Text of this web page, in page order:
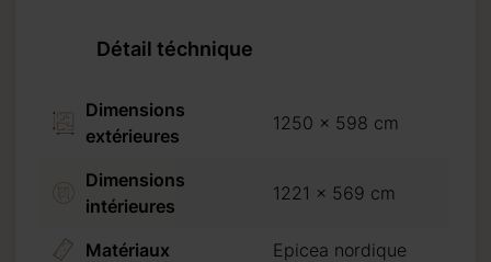
Détail téchnique
Dimensions
extérieures
1250 x 598 cm
Dimensions
intérieures
1221 x 569 cm
Matériaux Epicea nordique